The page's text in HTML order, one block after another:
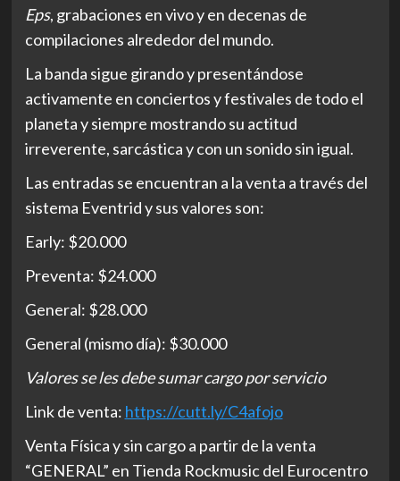
Eps, grabaciones en vivo y en decenas de
compilaciones alrededor del mundo.
La banda sigue girando y presentándose
activamente en conciertos y festivales de todo el
planeta y siempre mostrando su actitud
irreverente, sarcástica y con un sonido sin igual.
Las entradas se encuentran a la venta a través del
sistema Eventrid y sus valores son:
Early: $20.000
Preventa: $24.000
General: $28.000
General (mismo día): $30.000
Valores se les debe sumar cargo por servicio
Link de venta: https://cutt.ly/C4afojo
Venta Física y sin cargo a partir de la venta
“GENERAL” en Tienda Rockmusic del Eurocentro